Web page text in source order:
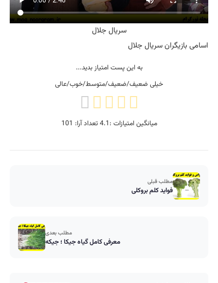
سریال جلال
اسامی بازیگران سریال جلال
به این پست امتیاز بدید...
خیلی ضعیف/ضعیف/متوسط/خوب/عالی
میانگین امتیازات :4.1تعداد آرا: 101
مطلب قبلی
فواید کلم بروکلی
مطلب بعدی
معرفی کامل گیاه جیکا ؛ جیکه